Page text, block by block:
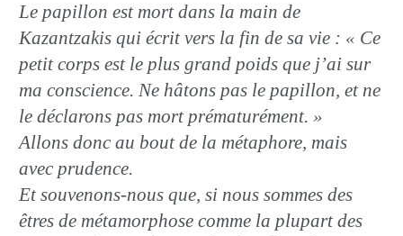
Le papillon est mort dans la main de
Kazantzakis qui écrit vers la fin de sa vie : « Ce
petit corps est le plus grand poids que j’ai sur
ma conscience. Ne hâtons pas le papillon, et ne
le déclarons pas mort prématurément. »
Allons donc au bout de la métaphore, mais
avec prudence.
Et souvenons-nous que, si nous sommes des
êtres de métamorphose comme la plupart des